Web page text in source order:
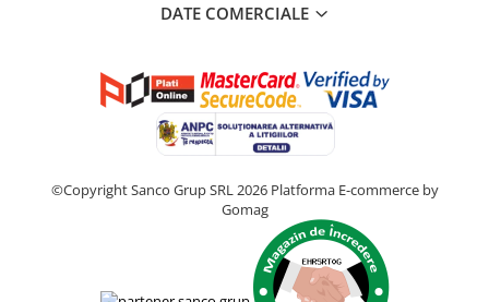
DATE COMERCIALE
©Copyright Sanco Grup SRL 2026 Platforma E-commerce by
Gomag